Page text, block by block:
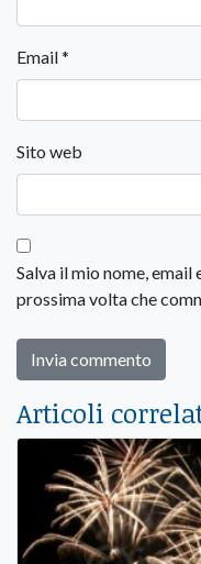
Email*
Sito web
Salva il mio nome,
prossima volta che
Articoli